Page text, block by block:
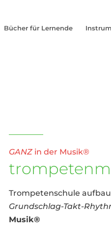
Bücher für Lernende
GANZ in der Musik®
Trompetenschule
Grundschlag-Takt-
Musik®